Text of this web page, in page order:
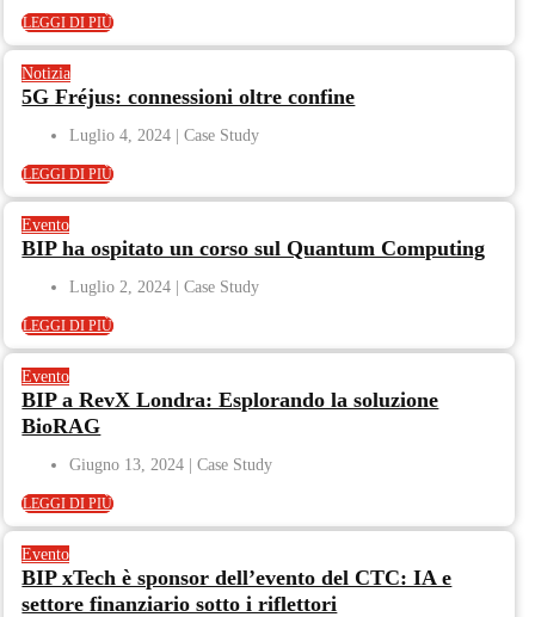
LEGGI DI PIÙ
Notizia
5G Fréjus: connessioni oltre confine
Luglio 4, 2024
LEGGI DI PIÙ
Evento
BIP ha ospitato un corso sul Quantum Computing
Luglio 2, 2024
LEGGI DI PIÙ
Evento
BIP a RevX Londra: Esplorando la soluzione
BioRAG
Giugno 13, 2024
LEGGI DI PIÙ
Evento
BIP xTech è sponsor dell’evento del CTC: IA e
settore finanziario sotto i riflettori